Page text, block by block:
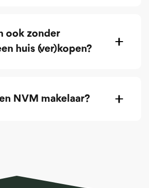
ook zonder
huis (ver)kopen?
NVM makelaar?